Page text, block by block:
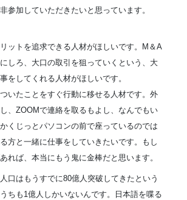
参加していただきたいと思っています。
ットを追求できる人材がほしいです。M＆A
しろ、大口の取引を狙っていくという、大
をしてくれる人材がほしいです。
いたことをすぐ行動に移せる人材です。外
、ZOOMで連絡を取るもよし、なんでもい
くじっとパソコンの前で座っているのでは
方と一緒に仕事をしていきたいです。もし
れば、本当にもう鬼に金棒だと思います。
口はもうすでに80億人突破してきたという
ちも1億人しかいないんです。日本語を喋る